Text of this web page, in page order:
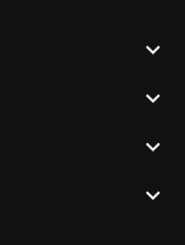



